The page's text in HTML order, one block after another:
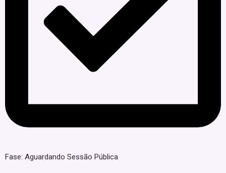
Fase: Aguardando Sessão Pública